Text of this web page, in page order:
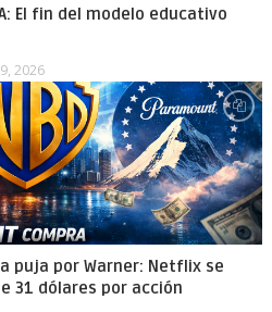
El fin del modelo educativo
2026
puja por Warner: Netflix se
31 dólares por acción